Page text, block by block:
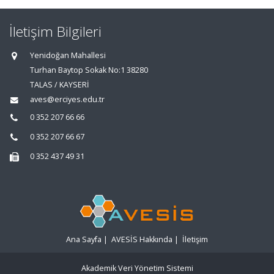
İletişim Bilgileri
Yenidoğan Mahallesi
Turhan Baytop Sokak No:1 38280
TALAS / KAYSERİ
aves@erciyes.edu.tr
0 352 207 66 66
0 352 207 66 67
0 352 437 49 31
Ana Sayfa | AVESİS Hakkında | İletişim
Akademik Veri Yönetim Sistemi